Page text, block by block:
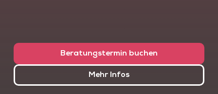
können sehr unterschiedliche Anforderungen an das
Datenbankmanagement entstehen. Dabei können z.
B. Datenmenge, Datenstruktur, Performance und
Sicherheit wichtige Auswahlkriterien sein.
Beratungstermin buchen
Mehr Infos